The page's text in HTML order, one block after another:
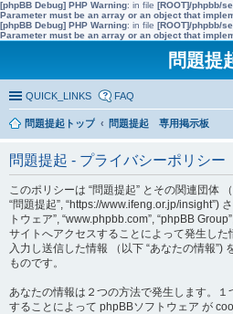
[phpBB Debug] PHP Warning: in file [ROOT]/phpbb/
Parameter must be an array or an object that
[phpBB Debug] PHP Warning: in file [ROOT]/phpbb/
Parameter must be an array or an object that
問題提
QUICK_LINKS FAQ
問題提起トップ
問題提起 専用掲示板
問題提起 - プライバシーポリシー
このポリシーは “問題提起” とその関連団体 （
“問題提起”, “https://www.ifeng.or.jp/insight”)
トウェア”, “www.phpbb.com”, “phpBB
サイトへアクセスすることによって発生し
入力し送信した情報 （以下 “あなたの情報”)
ものです。
あなたの情報は２つの方法で発生します。１
することによって phpBBソフトウェア が